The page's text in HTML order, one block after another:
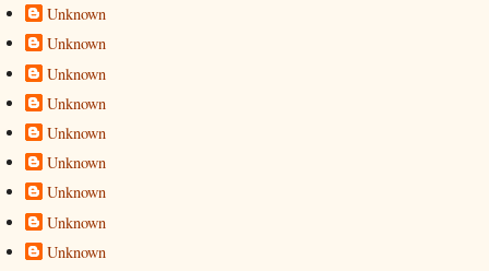
Unknown
Unknown
Unknown
Unknown
Unknown
Unknown
Unknown
Unknown
Unknown